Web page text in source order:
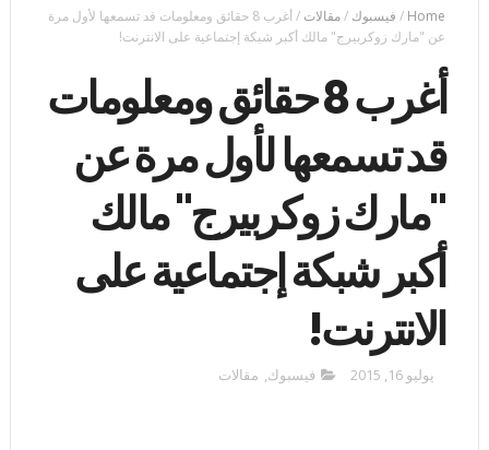
Home
/ فيسبوك /مقالات /
أغرب 8 حقائق ومعلومات قد تسمعها لأول مرة
عن "مارك زوكربيرج" مالك أكبر شبكة إجتماعية على الانترنت!
أغرب 8 حقائق ومعلومات
قد تسمعها لأول مرة عن
"مارك زوكربيرج" مالك
أكبر شبكة إجتماعية على
الانترنت!
يوليو 16, 2015 فيسبوك, مقالات